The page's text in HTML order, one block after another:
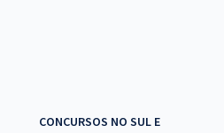
CONCURSOS NO SUL E